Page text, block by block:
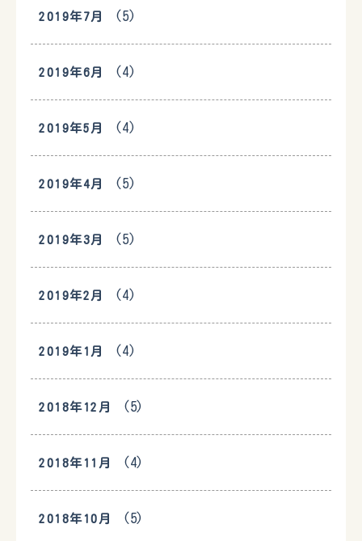
2019年7月 (5)
2019年6月 (4)
2019年5月 (4)
2019年4月 (5)
2019年3月 (5)
2019年2月 (4)
2019年1月 (4)
2018年12月 (5)
2018年11月 (4)
2018年10月 (5)